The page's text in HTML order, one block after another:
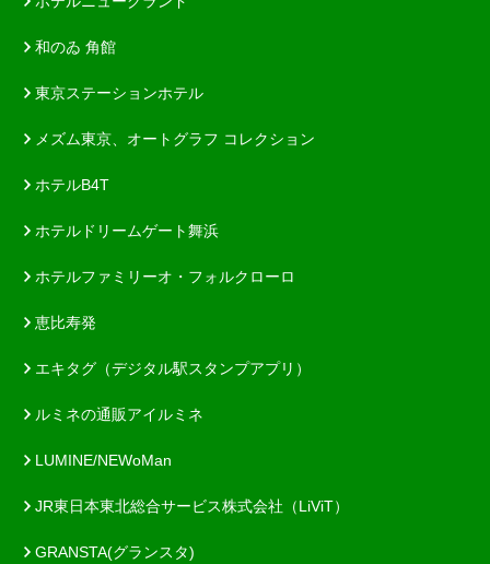
和のゐ 角館
東京ステーションホテル
メズム東京、オートグラフ コレクション
ホテルB4T
ホテルドリームゲート舞浜
ホテルファミリーオ・フォルクローロ
恵比寿発
エキタグ（デジタル駅スタンプアプリ）
ルミネの通販アイルミネ
LUMINE/NEWoMan
JR東日本東北総合サービス株式会社（LiViT）
GRANSTA(グランスタ)